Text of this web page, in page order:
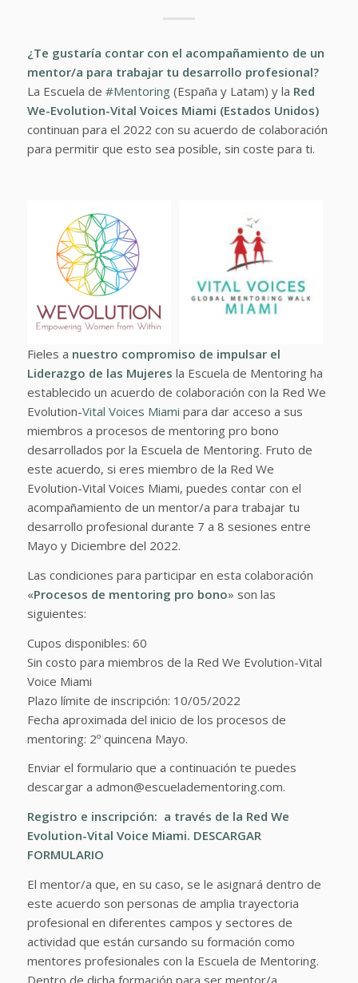
¿Te gustaría contar con el acompañamiento de un
mentor/a para trabajar tu desarrollo profesional?
La Escuela de #Mentoring(España y Latam) y la Red
We-Evolution-Vital Voices Miami (Estados Unidos)
continuan para el 2022 con su acuerdo de colaboración
para permitir que esto sea posible, sin coste para ti.
Fieles a nuestro compromiso de impulsar el
Liderazgo de las Mujeres la Escuela de Mentoring ha
establecido un acuerdo de colaboración con la Red We
Evolution-Vital Voices Miami para dar acceso a sus
miembros a procesos de mentoring pro bono
desarrollados por la Escuela de Mentoring. Fruto de
este acuerdo, si eres miembro de la Red We
Evolution-Vital Voices Miami, puedes contar con el
acompañamiento de un mentor/a para trabajar tu
desarrollo profesional durante 7 a 8 sesiones entre
Mayo y Diciembre del 2022.
Las condiciones para participar en esta colaboración
«Procesos de mentoring pro bono» son las
siguientes:
Cupos disponibles: 60
Sin costo para miembros de la Red We Evolution-Vital
Voice Miami
Plazo límite de inscripción: 10/05/2022
Fecha aproximada del inicio de los procesos de
mentoring: 2º quincena Mayo.
Enviar el formulario que a continuación te puedes
descargar a admon@escueladementoring.com.
Registro e inscripción: a través de la Red We
Evolution-Vital Voice Miami. DESCARGAR
FORMULARIO
El mentor/a que, en su caso, se le asignará dentro de
este acuerdo son personas de amplia trayectoria
profesional en diferentes campos y sectores de
actividad que están cursando su formación como
mentores profesionales con la Escuela de Mentoring.
Dentro de dicha formación para ser mentor/a